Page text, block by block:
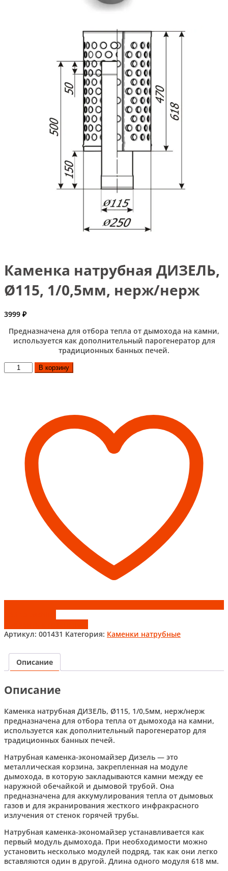
Каменка натрубная ДИЗЕЛЬ,
Ø115, 1/0,5мм, нерж/нерж
3999 ₽
Предназначена для отбора тепла от дымохода на камни,
используется как дополнительный парогенератор для
традиционных банных печей.
КоличествоВ корзину
Артикул: 001431 Категория: Каменки натрубные
Описание
Описание
Каменка натрубная ДИЗЕЛЬ, Ø115, 1/0,5мм, нерж/нерж
предназначена для отбора тепла от дымохода на камни,
используется как дополнительный парогенератор для
традиционных банных печей.
Натрубная каменка-экономайзер Дизель — это
металлическая корзина, закрепленная на модуле
дымохода, в которую закладываются камни между ее
наружной обечайкой и дымовой трубой. Она
предназначена для аккумулирования тепла от дымовых
газов и для экранирования жесткого инфракрасного
излучения от стенок горячей трубы.
Натрубная каменка-экономайзер устанавливается как
первый модуль дымохода. При необходимости можно
установить несколько модулей подряд, так как они легко
вставляются один в другой. Длина одного модуля 618 мм.